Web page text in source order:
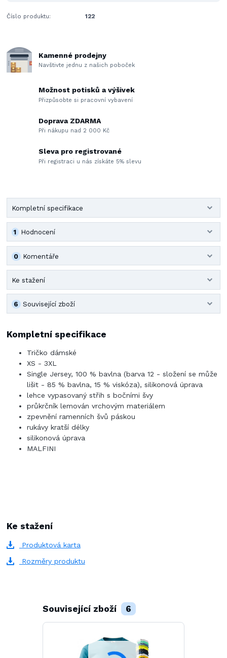
Číslo produktu: 122
Kamenné prodejny
Navštivte jednu z našich poboček
Možnost potisků a výšivek
Přizpůsobte si pracovní vybavení
Doprava ZDARMA
Při nákupu nad 2 000 Kč
Sleva pro registrované
Při registraci u nás získáte 5% slevu
Kompletní specifikace
Hodnocení
1
Komentáře
0
Ke stažení
Související zboží
6
Kompletní specifikace
Tričko dámské
XS - 3XL
Single Jersey, 100 % bavlna (barva 12 - složení se může
lišit - 85 % bavlna, 15 % viskóza), silikonová úprava
lehce vypasovaný střih s bočními švy
průkrčník lemován vrchovým materiálem
zpevnění ramenních švů páskou
rukávy kratší délky
silikonová úprava
MALFINI
Ke stažení
Produktová karta
Rozměry produktu
Související zboží 6